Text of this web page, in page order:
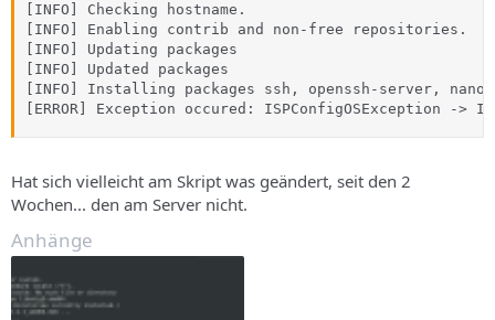
[INFO] Checking hostname.
[INFO] Enabling contrib and non-free repositories.
[INFO] Updating packages
[INFO] Updated packages
[INFO] Installing packages ssh, openssh-server,
[ERROR] Exception occured:
Hat sich vielleicht am Skript was geändert, seit den 2
Wochen... den am Server nicht.
Anhänge